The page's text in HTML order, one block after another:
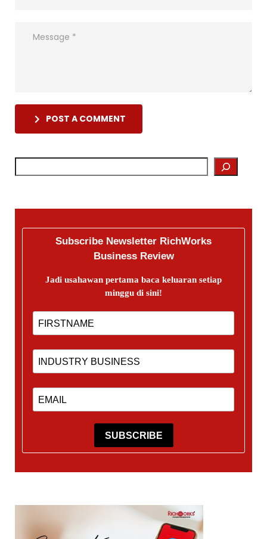
POST A COMMENT
Subscribe Newsletter RichWorks
Business Review
Jadi usahawan pertama baca keluaran setiap
minggu di sini!
SUBSCRIBE